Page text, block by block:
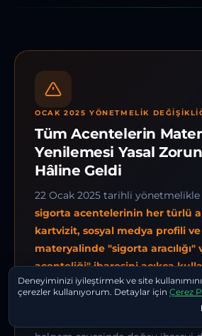
OCAK 2025 YÖNETMELIK
Tüm Acentelerin
Yenilemesi Yasal
Hâline Geldi
22 Ocak 2025 tarihli
sigorta acentelerinin her türlü
kartvizit, sosyal medya profili
materyalinde "sigorta aracılığı"
acenteliği" ibaresini açıkça
hâle geldi.Mevcut
güncellemedinizse hukuki risk
güncellemeyi sizin için
Deneyiminizi iyileştirmek ve site
çerezler kullanıyorum. Detaylar için Çerez
Projeniz için teklif